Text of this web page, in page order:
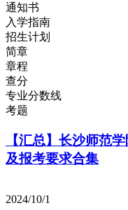
通知书
入学指南
招生计划
简章
章程
查分
专业分数线
考题
【汇总】长沙师范
及报考要求合集
2024/10/1